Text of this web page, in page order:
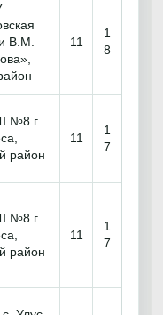
В.М.
11
1
8
№8 г.
район
11
1
7
№8 г.
район
11
1
7